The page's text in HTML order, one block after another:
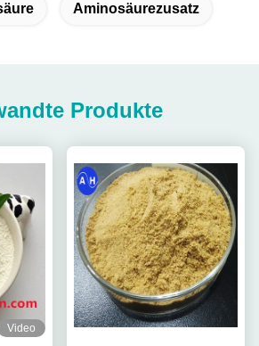
Aminosäurezusatz
Produkte
Video